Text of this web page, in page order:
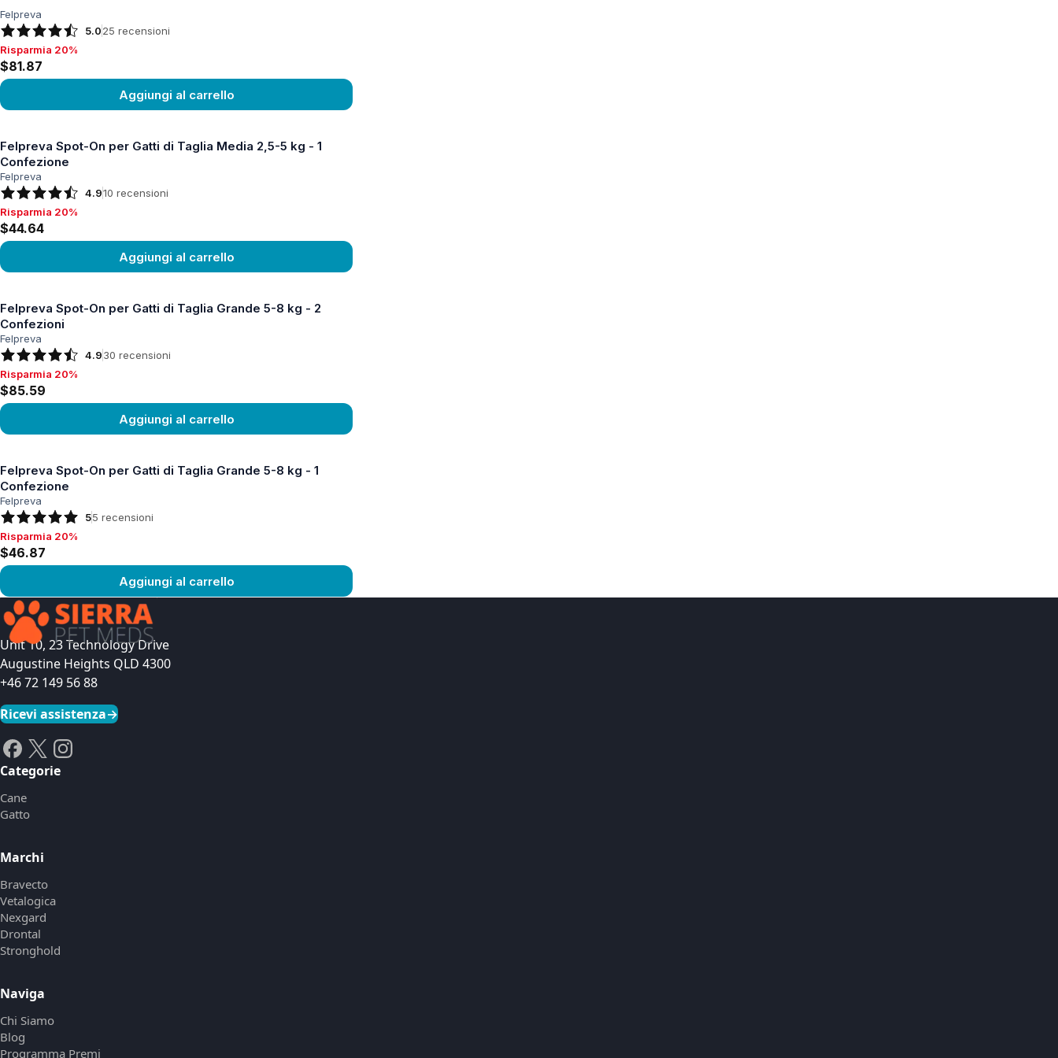
Felpreva
5.025 recensioni
Risparmia 20%, $81.87
Risparmia 20%
$81.87
Aggiungi al carrello
Felpreva Spot-On per Gatti di Taglia Media 2,5-5 kg - 1
Confezione
Felpreva
4.910 recensioni
Risparmia 20%, $44.64
Risparmia 20%
$44.64
Aggiungi al carrello
Felpreva Spot-On per Gatti di Taglia Grande 5-8 kg - 2
Confezioni
Felpreva
4.930 recensioni
Risparmia 20%, $85.59
Risparmia 20%
$85.59
Aggiungi al carrello
Felpreva Spot-On per Gatti di Taglia Grande 5-8 kg - 1
Confezione
Felpreva
55 recensioni
Risparmia 20%, $46.87
Risparmia 20%
$46.87
Aggiungi al carrello
Vedi prodotto
Unit 10, 23 Technology Drive
Augustine Heights QLD 4300
+46 72 149 56 88
Ricevi assistenza→
Categorie
Cane
Gatto
Marchi
Bravecto
Vetalogica
Nexgard
Drontal
Stronghold
Naviga
Chi Siamo
Blog
Programma Premi